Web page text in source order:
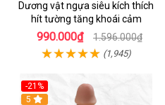
Dương vật ngựa siêu kích thích
hít tường tăng khoái cảm
990.000₫ 1.596.000₫
(1,945)
-21%
Hot
5